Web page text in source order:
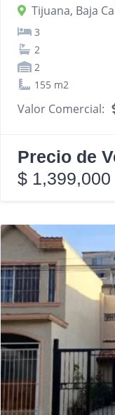
Tijuana, Baja
3
2
2
155 m2
Valor Comercial:
Precio de
$ 1,399,000